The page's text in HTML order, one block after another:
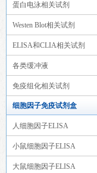
蛋白电泳相关试剂
Westen Blot相关试剂
ELISA和CLIA相关试剂
各类缓冲液
免疫组化相关试剂
细胞因子免疫试剂盒
人细胞因子ELISA
小鼠细胞因子ELISA
大鼠细胞因子ELISA